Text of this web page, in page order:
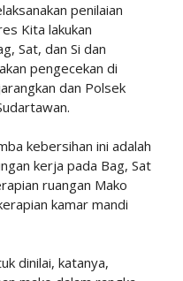
penilaian
Kita lakukan
Sat, dan Si dan
pengecekan di
dan Polsek
kebersihan ini adalah
kerja pada Bag, Sat
ruangan Mako
kamar mandi
dinilai, katanya,